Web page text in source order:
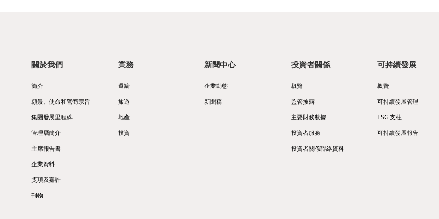
關於我們
簡介
願景、使命和營商宗旨
集團發展里程碑
管理層簡介
主席報告書
企業資料
獎項及嘉許
刊物
業務
運輸
旅遊
地產
投資
新聞中心
企業動態
新聞稿
投資者關係
概覽
監管披露
主要財務數據
投資者服務
投資者關係聯絡資料
可持續發展
概覽
可持續發展管理
ESG 支柱
可持續發展報告